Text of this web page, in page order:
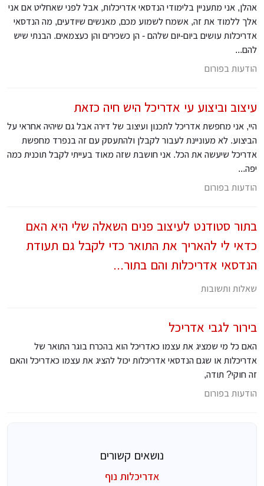
אהלן, אני מתעניין בלימודי הנדסאי אדריכלות, אבל לפני שאחליט אם אני
אלך ללמוד את זה, אשמח לשמוע מכם, מאנשים שיודעים, מה הנדסאי
אדריכלות עושים ביום-יום שלהם - הן כשכירים והן כעצמאים. הבנתי שיש
להם...
הודעות בפורום
עיצוב וביצוע עי אדריכל היש חיה כזאת
היי, אני מחפשת אדריכל לתכנון ועיצוב של דירה אבל גם שיהיה אחראי על
הביצוע. לא מעוניינת לעבור לקבלן ולהתעסק עם זה בנפרד מחפשת
אדריכל שיעשה את הכל. אני חושבת שזה מאוד בעייתי לקבל תוכנית כמה
יפה...
הודעות בפורום
בתור סטודנט לעיצוב פנים השאלה שלי היא האם
כדאי לי להאריך את התואר כדי לקבל גם תעודת
הנדסאי אדריכלות והם בתור...
שאלות ותשובות
בירור לגבי אדריכל
האם כל מי שמציג את עצמו כאדריכל הוא בהכרח בוגר התואר של
אדריכלות או שגם הנדסאי אדריכלות יכול להציג את עצמו כאדריכל והאם
זה חוקי? תודה,
הודעות בפורום
נושאים קשורים
אדריכלות נוף